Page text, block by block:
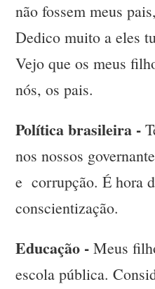
não fossem meus
Dedico muito a eles
Vejo que os meus
nós, os pais.
Política brasileira -
nos nossos
e corrupção. É hora
conscientização.
Educação - Meus
escola pública.